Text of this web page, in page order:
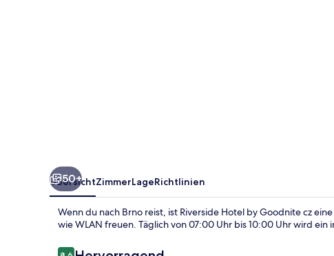
50+
ÜbersichtZimmerLageRichtlinien
Wenn du nach Brno reist, ist Riverside Hotel by Goodnite cz
wie WLAN freuen. Täglich von 07:00 Uhr bis 10:00 Uhr wird
Bewertungen